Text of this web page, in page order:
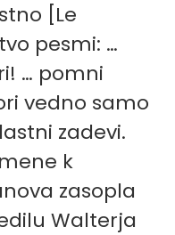
[Le
pesmi: …
… pomni
vedno samo
zadevi.
k
zasopla
Walterja